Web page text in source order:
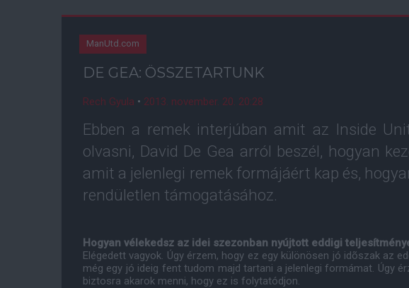
ManUtd.com
DE GEA: ÖSSZETARTUNK
Rech Gyula • 2013. november. 20. 20:28
Ebben a remek interjúban amit az Inside
olvasni, David De Gea arról beszél, hogyan
amit a jelenlegi remek formájáért kap és,
rendületlen támogatásához.
Hogyan vélekedsz az idei szezonban nyújtott eddigi
Elégedett vagyok. Úgy érzem, hogy ez egy különösen jó idõszak az
még egy jó ideig fent tudom majd tartani a jelenlegi formámat. Úgy
biztosra akarok menni, hogy ez is folytatódjon.